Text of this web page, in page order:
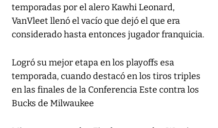
temporadas por el alero Kawhi Leonard,
VanVleet llenó el vacío que dejó el que era
considerado hasta entonces jugador franquicia.
Logró su mejor etapa en los playoffs esa
temporada, cuando destacó en los tiros triples
en las finales de la Conferencia Este contra los
Bucks de Milwaukee